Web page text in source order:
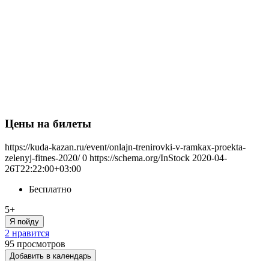
Цены на билеты
https://kuda-kazan.ru/event/onlajn-trenirovki-v-ramkax-proekta-
zelenyj-fitnes-2020/ 0 https://schema.org/InStock 2020-04-
26T22:22:00+03:00
Бесплатно
5+
Я пойду
2 нравится
95 просмотров
Добавить в календарь